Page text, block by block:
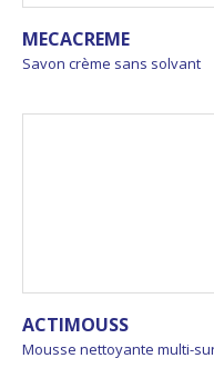
MECACREME
Savon crème sans solvant
ACTIMOUSS
Mousse nettoyante multi-